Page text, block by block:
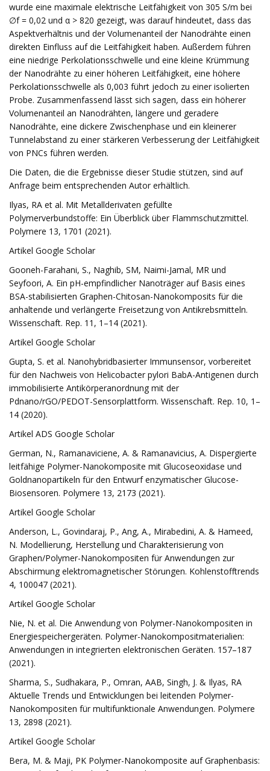
wurde eine maximale elektrische Leitfähigkeit von 305 S/m bei
∅f = 0,02 und α > 820 gezeigt, was darauf hindeutet, dass das
Aspektverhältnis und der Volumenanteil der Nanodrähte einen
direkten Einfluss auf die Leitfähigkeit haben. Außerdem führen
eine niedrige Perkolationsschwelle und eine kleine Krümmung
der Nanodrähte zu einer höheren Leitfähigkeit, eine höhere
Perkolationsschwelle als 0,003 führt jedoch zu einer isolierten
Probe. Zusammenfassend lässt sich sagen, dass ein höherer
Volumenanteil an Nanodrähten, längere und geradere
Nanodrähte, eine dickere Zwischenphase und ein kleinerer
Tunnelabstand zu einer stärkeren Verbesserung der Leitfähigkeit
von PNCs führen werden.
Die Daten, die die Ergebnisse dieser Studie stützen, sind auf
Anfrage beim entsprechenden Autor erhältlich.
Ilyas, RA et al. Mit Metallderivaten gefüllte
Polymerverbundstoffe: Ein Überblick über Flammschutzmittel.
Polymere 13, 1701 (2021).
Artikel Google Scholar
Gooneh-Farahani, S., Naghib, SM, Naimi-Jamal, MR und
Seyfoori, A. Ein pH-empfindlicher Nanoträger auf Basis eines
BSA-stabilisierten Graphen-Chitosan-Nanokomposits für die
anhaltende und verlängerte Freisetzung von Antikrebsmitteln.
Wissenschaft. Rep. 11, 1–14 (2021).
Artikel Google Scholar
Gupta, S. et al. Nanohybridbasierter Immunsensor, vorbereitet
für den Nachweis von Helicobacter pylori BabA-Antigenen durch
immobilisierte Antikörperanordnung mit der
Pdnano/rGO/PEDOT-Sensorplattform. Wissenschaft. Rep. 10, 1–
14 (2020).
Artikel ADS Google Scholar
German, N., Ramanaviciene, A. & Ramanavicius, A. Dispergierte
leitfähige Polymer-Nanokomposite mit Glucoseoxidase und
Goldnanopartikeln für den Entwurf enzymatischer Glucose-
Biosensoren. Polymere 13, 2173 (2021).
Artikel Google Scholar
Anderson, L., Govindaraj, P., Ang, A., Mirabedini, A. & Hameed,
N. Modellierung, Herstellung und Charakterisierung von
Graphen/Polymer-Nanokompositen für Anwendungen zur
Abschirmung elektromagnetischer Störungen. Kohlenstofftrends
4, 100047 (2021).
Artikel Google Scholar
Nie, N. et al. Die Anwendung von Polymer-Nanokompositen in
Energiespeichergeräten. Polymer-Nanokompositmaterialien:
Anwendungen in integrierten elektronischen Geräten. 157–187
(2021).
Sharma, S., Sudhakara, P., Omran, AAB, Singh, J. & Ilyas, RA
Aktuelle Trends und Entwicklungen bei leitenden Polymer-
Nanokompositen für multifunktionale Anwendungen. Polymere
13, 2898 (2021).
Artikel Google Scholar
Bera, M. & Maji, PK Polymer-Nanokomposite auf Graphenbasis: